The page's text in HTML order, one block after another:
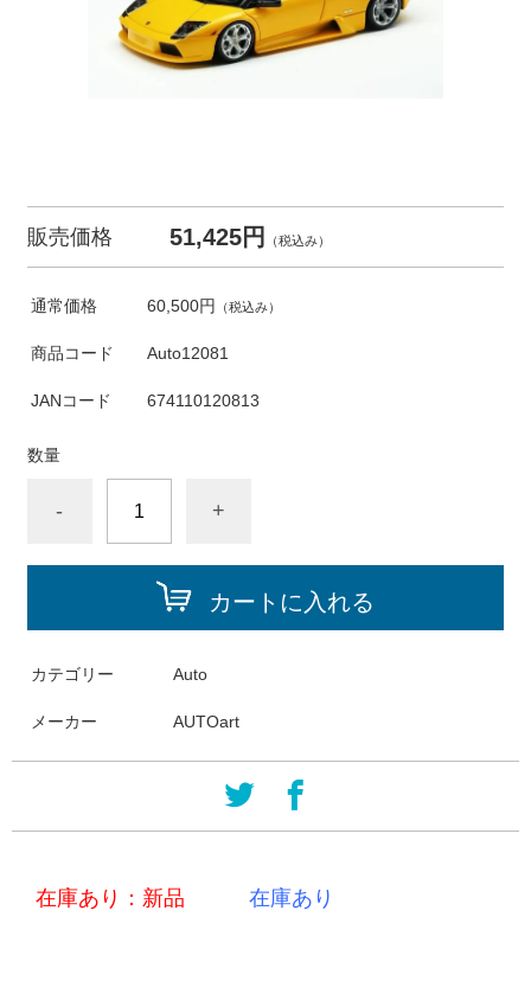
販売価格 51,425円 （税込み）
通常価格 60,500円 （税込み）
商品コード Auto12081
JANコード 674110120813
数量
- +
カートに入れる
カテゴリー Auto
メーカー AUTOart
在庫あり：新品 在庫あり